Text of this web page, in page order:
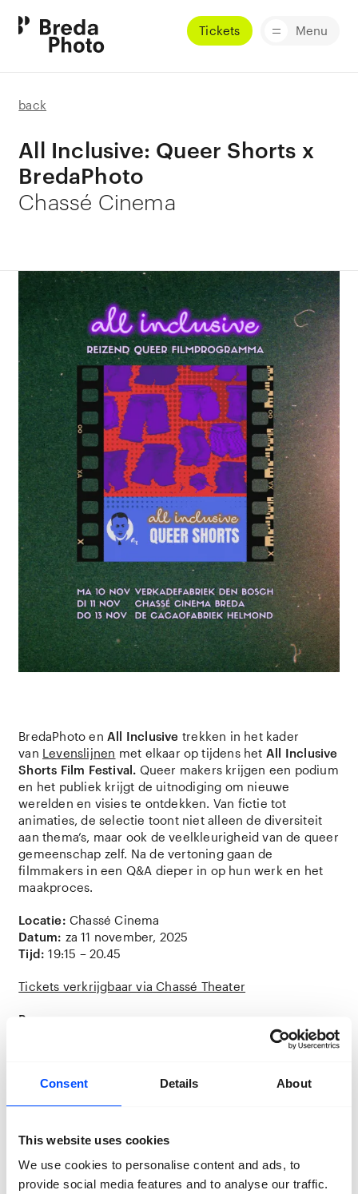
Consent Details About
This website uses cookies
We use cookies to personalise content and ads, to
provide social media features and to analyse our traffic.
Tickets Menu
back
All Inclusive: Queer Shorts x
BredaPhoto
Chassé Cinema
BredaPhoto enAll Inclusive trekken in het kader
van Levenslijnen met elkaar op tijdens het All Inclusive
Shorts Film Festival. Queer makers krijgen een podium
en het publiek krijgt de uitnodiging om nieuwe
werelden en visies te ontdekken. Van fictie tot
animaties, de selectie toont niet alleen de diversiteit
aan thema’s, maar ook de veelkleurigheid van de queer
gemeenschap zelf. Na de vertoning gaan de
filmmakers in een Q&A dieper in op hun werk en het
maakproces.
Locatie: Chassé Cinema
Datum: za 11 november, 2025
Tijd: 19:15 – 20.45
Tickets verkrijgbaar via Chassé Theater
Programma
Wanneer de feestelijke Nieuwjaarsviering van de
in dit korte drama steeds moeilijker om haar trans
dochter voor de gemeenschap te verbergen.
Light within – Martijn Kersten – 04:28 min
zijn date hem aanraakt, begint er licht uit zijn lichaam
te stralen. In paniek probeert hij het te verbergen,